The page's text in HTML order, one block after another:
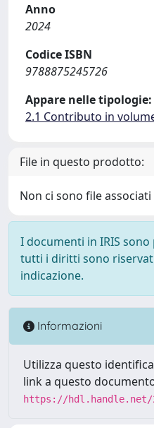
Anno
2024
Codice ISBN
9788875245726
Appare nelle tipologie:
2.1 Contributo in
File in questo prodotto:
Non ci sono file
I documenti in IRIS
tutti i diritti sono
indicazione.
Informazioni
Utilizza questo
link a questo
https://hdl.handle.net/